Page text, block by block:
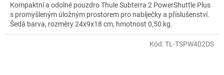
Kompaktní a odolné pouzdro Thule Subterra 2 PowerShuttle Plus
s promyšleným úložným prostorem pro nabíječky a příslušenství.
Šedá barva, rozměry 24x9x18 cm, hmotnost 0,50 kg.
Kód:TL-TSPW402DS